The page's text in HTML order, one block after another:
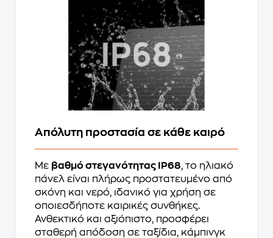
Απόλυτη προστασία σε κάθε καιρό
Με βαθμό στεγανότητας IP68, το ηλιακό
πάνελ είναι πλήρως προστατευμένο από
σκόνη και νερό, ιδανικό για χρήση σε
οποιεσδήποτε καιρικές συνθήκες.
Ανθεκτικό και αξιόπιστο, προσφέρει
σταθερή απόδοση σε ταξίδια, κάμπινγκ